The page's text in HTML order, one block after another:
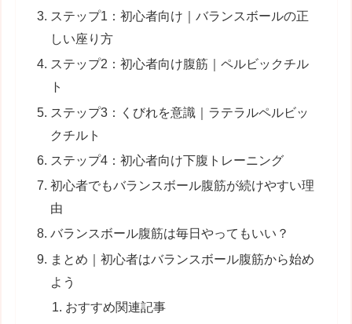
ステップ1：初心者向け｜バランスボールの正
しい座り方
ステップ2：初心者向け腹筋｜ペルビックチル
ト
ステップ3：くびれを意識｜ラテラルペルビッ
クチルト
ステップ4：初心者向け下腹トレーニング
初心者でもバランスボール腹筋が続けやすい理
由
バランスボール腹筋は毎日やってもいい？
まとめ｜初心者はバランスボール腹筋から始め
よう
おすすめ関連記事